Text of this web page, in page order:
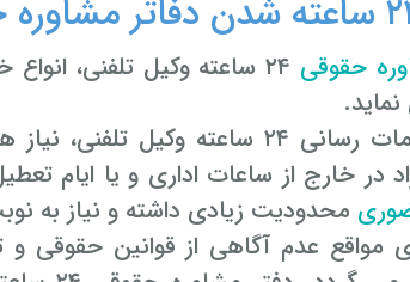
حقوقی
۲۴ ساعته وکیل تلفنی،
دلیل خدمات رسانی ۲۴ ساعته
در خارج از ساعات اداری و یا ایام
محدودیت زیادی داشته و نیاز
مواقع عدم آگاهی از قوانین حقوقی